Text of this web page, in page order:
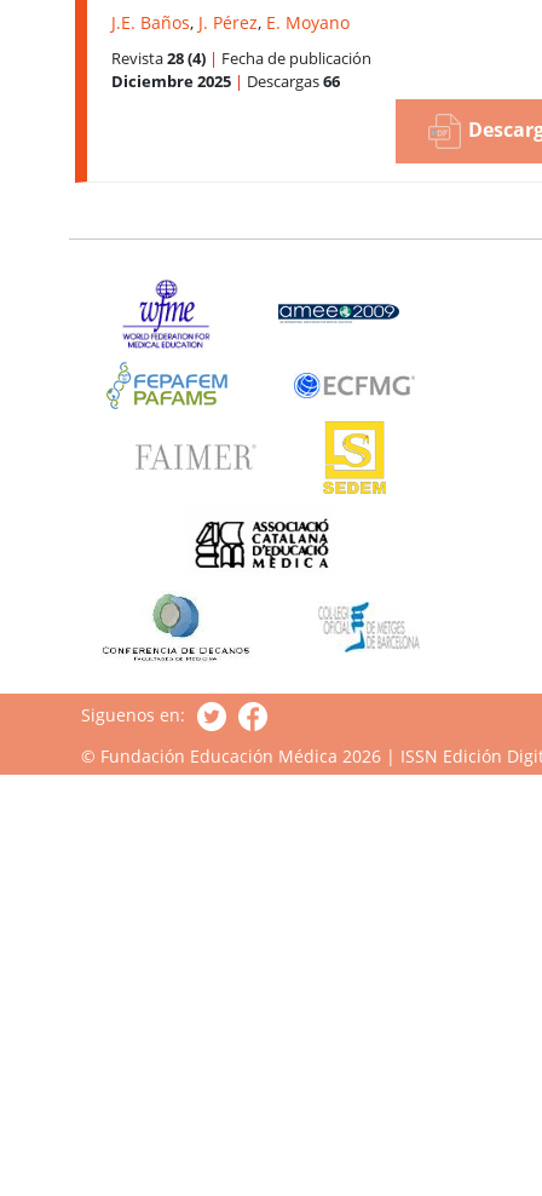
J.E. Baños, J. Pérez, E. Moyano
Revista28 (4) | Fecha de publicación
Diciembre 2025 | Descargas66
Siguenos en:
© Fundación Educación Médica 2026 | ISSN Edición